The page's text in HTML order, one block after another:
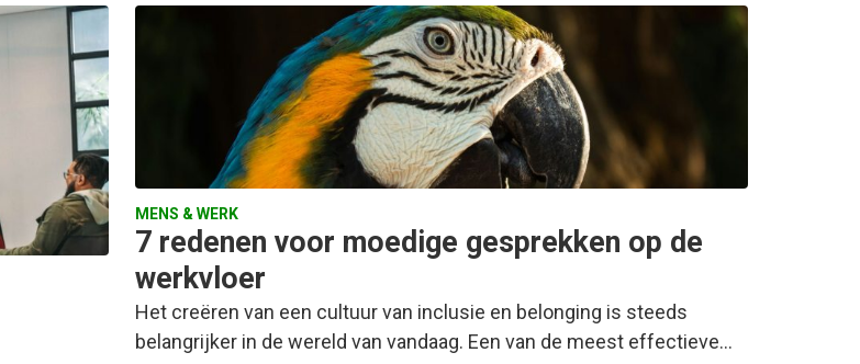
MENS & WERK
7 redenen voor moedige gesprekken op de
werkvloer
Het creëren van een cultuur van inclusie en belonging is steeds
belangrijker in de wereld van vandaag. Een van de meest effectieve…